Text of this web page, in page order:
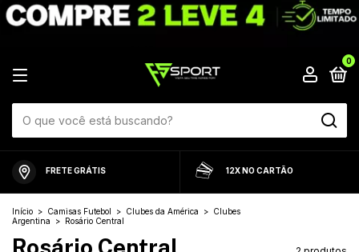
0
FRETE GRÁTIS 12X NO CARTÃO
Início > Camisas Futebol > Clubes da América > Clubes
Argentina
> Rosário Central